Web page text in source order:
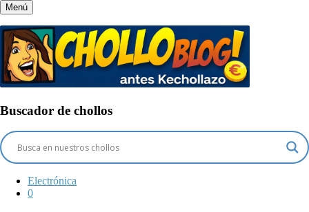
Menú
Buscador de chollos
Electrónica
0